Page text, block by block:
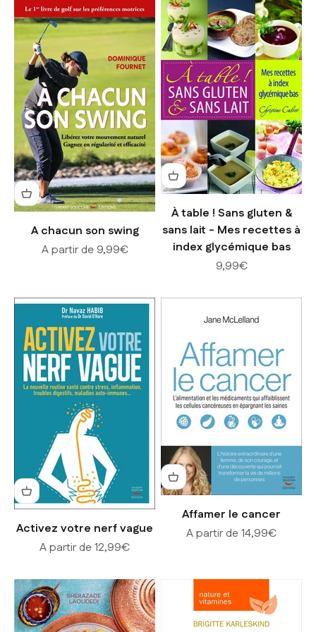
A chacun son swing
Prix de vente
A partir de 9,99€
À table ! Sans gluten &
sans lait - Mes recettes à
index glycémique bas
Prix de vente
9,99€
Activez votre nerf vague
Prix de vente
A partir de 12,99€
Affamer le cancer
Prix de vente
A partir de 14,99€